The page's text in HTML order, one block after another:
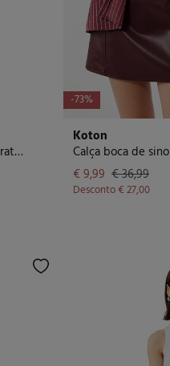
Camisola de malha com efeito decorativo
-73%
Koton
Calça boca de sino
€ 9,99 € 36,99
Desconto€ 27,00